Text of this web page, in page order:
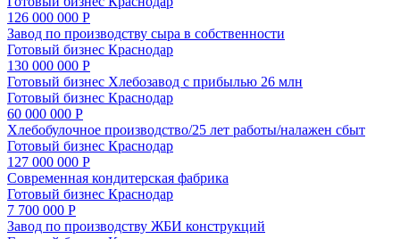
126 000 000 Р
Завод по производству сыра в собственности
Готовый бизнес Краснодар
130 000 000 Р
Готовый бизнес Хлебозавод с прибылью 26 млн
Готовый бизнес Краснодар
60 000 000 Р
Хлебобулочное производство/25 лет работы/налажен сбыт
Готовый бизнес Краснодар
127 000 000 Р
Современная кондитерская фабрика
Готовый бизнес Краснодар
7 700 000 Р
Завод по производству ЖБИ конструкций